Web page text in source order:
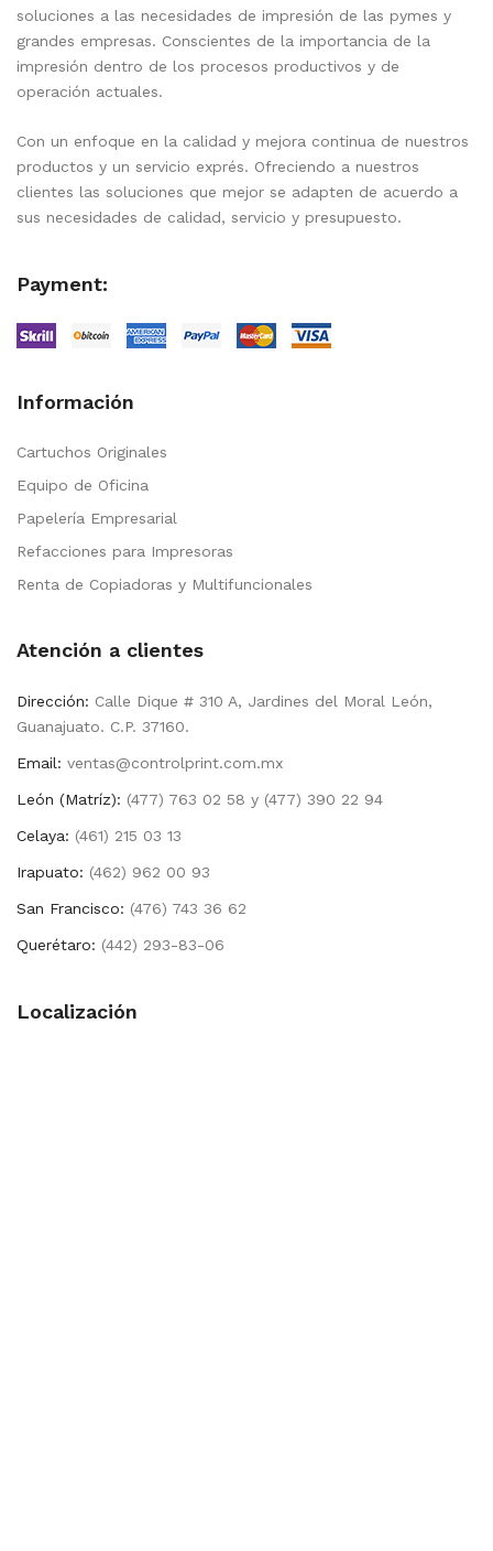
soluciones a las necesidades de impresión de las pymes y
grandes empresas. Conscientes de la importancia de la
impresión dentro de los procesos productivos y de
operación actuales.
Con un enfoque en la calidad y mejora continua de nuestros
productos y un servicio exprés. Ofreciendo a nuestros
clientes las soluciones que mejor se adapten de acuerdo a
sus necesidades de calidad, servicio y presupuesto.
Payment:
Información
Cartuchos Originales
Equipo de Oficina
Papelería Empresarial
Refacciones para Impresoras
Renta de Copiadoras y Multifuncionales
Atención a clientes
Dirección: Calle Dique # 310 A, Jardines del Moral León,
Guanajuato. C.P. 37160.
Email: ventas@controlprint.com.mx
León (Matríz): (477) 763 02 58 y (477) 390 22 94
Celaya: (461) 215 03 13
Irapuato: (462) 962 00 93
San Francisco: (476) 743 36 62
Querétaro: (442) 293-83-06
Localización